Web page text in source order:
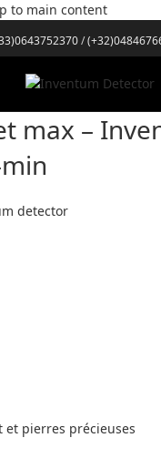
to main content
/
max –
detector
et pierres précieuses